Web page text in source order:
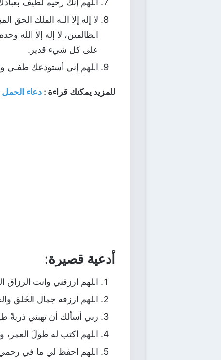
اللهم إنك رحيم لطيف
لا إله إلا الله الملك الحق
الظالمين، لا إله إلا الله
على كل شيء قدير.
اللهم إني أستودعك طفلي
للمزيد يمكنك قراءة : دعاء الحمل
أدعية قصيرة:
اللهم ارزقني وانت
اللهم ارزقه جمال الخَلق
ربي أسألك أن تهبني ذريةً
اللهم اكتب له طولَ
اللهم احفظ لي ما في